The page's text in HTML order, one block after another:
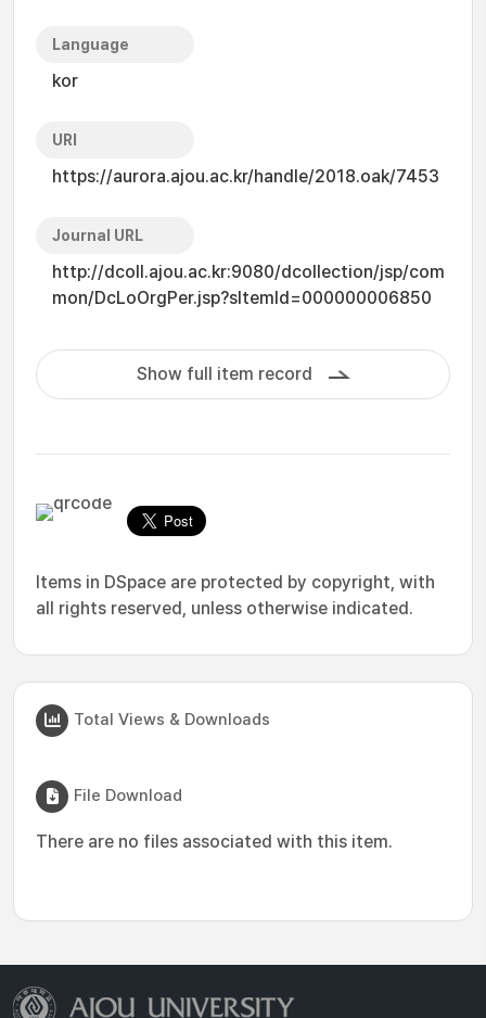
Language
kor
URI
https://aurora.ajou.ac.kr/handle/2018.oak/7453
Journal URL
http://dcoll.ajou.ac.kr:9080/dcollection/jsp/com
mon/DcLoOrgPer.jsp?sItemId=000000006850
Show full item record
Items in DSpace are protected by copyright, with
all rights reserved, unless otherwise indicated.
Total Views & Downloads
File Download
There are no files associated with this item.